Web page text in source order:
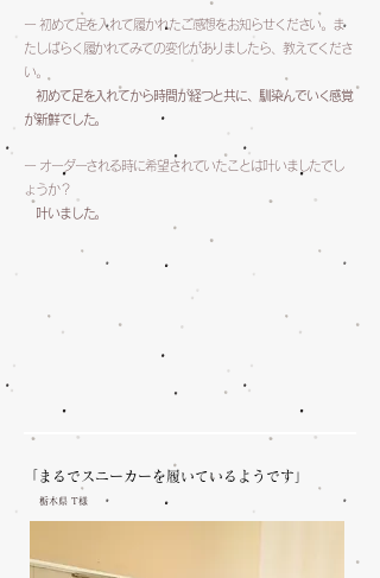
ー 初めて足を入れて履かれたご感想をお知らせください。ま
たしばらく履かれてみての変化がありましたら、教えてくださ
い。
初めて足を入れてから時間が経つと共に、馴染んでいく感覚
が新鮮でした。
ー オーダーされる時に希望されていたことは叶いましたでし
ょうか？
叶いました。
「まるでスニーカーを履いているようです」
栃木県 T​様